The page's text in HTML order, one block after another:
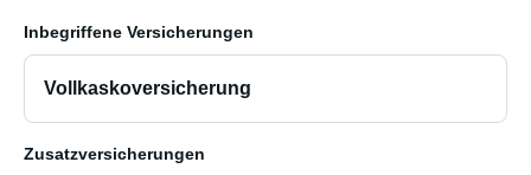
Ihnen in Rechnung gestellt.
Bei Rückgabe gilt:
Inbegriffene Versicherungen
Vollkaskoversicherung
Zusatzversicherungen